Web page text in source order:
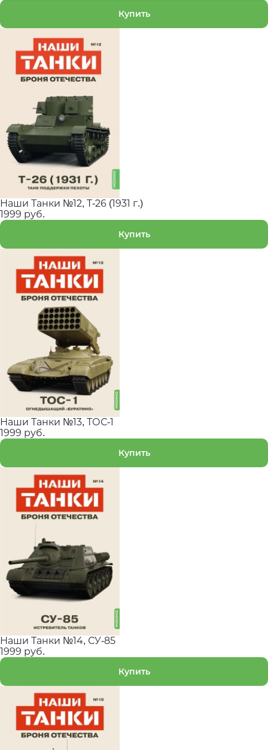
Купить
Наши Танки №12, T-26 (1931 г.)
1999 руб.
Купить
Наши Танки №13, ТОС-1
1999 руб.
Купить
Наши Танки №14, СУ-85
1999 руб.
Купить